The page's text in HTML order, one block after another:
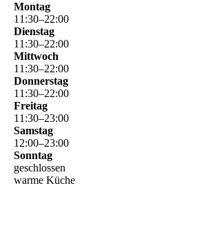
Montag
11 :30–22:00
Dienstag
11 :30–22:00
Mittwoch
11 :30–22:00
Donnerstag
11 :30–22:00
Freitag
11 :30–23:00
Samstag
12:00–23:00
Sonntag
geschlossen
warme Küche